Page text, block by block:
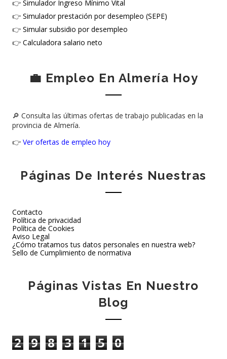
👉 Simulador Ingreso Mínimo Vital
👉 Simulador prestación por desempleo (SEPE)
👉 Simular subsidio por desempleo
👉 Calculadora salario neto
💼 Empleo En Almería Hoy
🔎 Consulta las últimas ofertas de trabajo publicadas en la
provincia de Almería.
👉 Ver ofertas de empleo hoy
Páginas De Interés Nuestras
Contacto
Política de privacidad
Política de Cookies
Aviso Legal
¿Cómo tratamos tus datos personales en nuestra web?
Sello de Cumplimiento de normativa
Páginas Vistas En Nuestro
Blog
2 9 8 3 1 5 0